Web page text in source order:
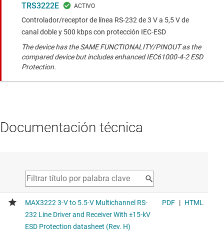
TRS3222E
Controlador/receptor de línea RS-232 de 3 V a 5,5 V de
canal doble y 500 kbps con protección IEC-ESD
The device has the SAME FUNCTIONALITY/PINOUT as the
compared device but includes enhanced IEC61000-4-2 ESD
Protection.
Documentación técnica